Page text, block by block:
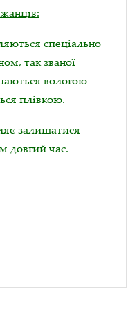
спеціально
так званої
вологою
плівкою.
залишатися
довгий час.